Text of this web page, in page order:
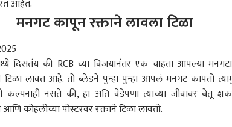
आहेत.
मनगट कापून रक्ताने लावला टिळा
दिसतंय की RCB च्या विजयानंतर एक चाहता आपल्या
टिळा लावत आहे. तो ब्लेडने पुन्हा पुन्हा आपलं मनगट कापतो
कल्पनाही नसते की, हा अति वेडेपणा त्याच्या जीवावर बेतू
कोहलीच्या पोस्टरवर रक्ताने टिळा लावतो.
टॉप रील्स